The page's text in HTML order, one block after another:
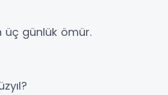
üç günlük ömür.